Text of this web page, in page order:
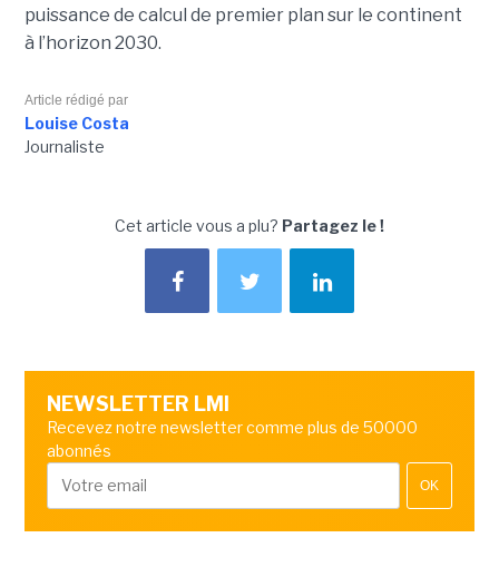
puissance de calcul de premier plan sur le continent
à l’horizon 2030.
Article rédigé par
Louise Costa
Journaliste
Cet article vous a plu? Partagez le !
NEWSLETTER LMI
Recevez notre newsletter comme plus de 50000
abonnés
OK